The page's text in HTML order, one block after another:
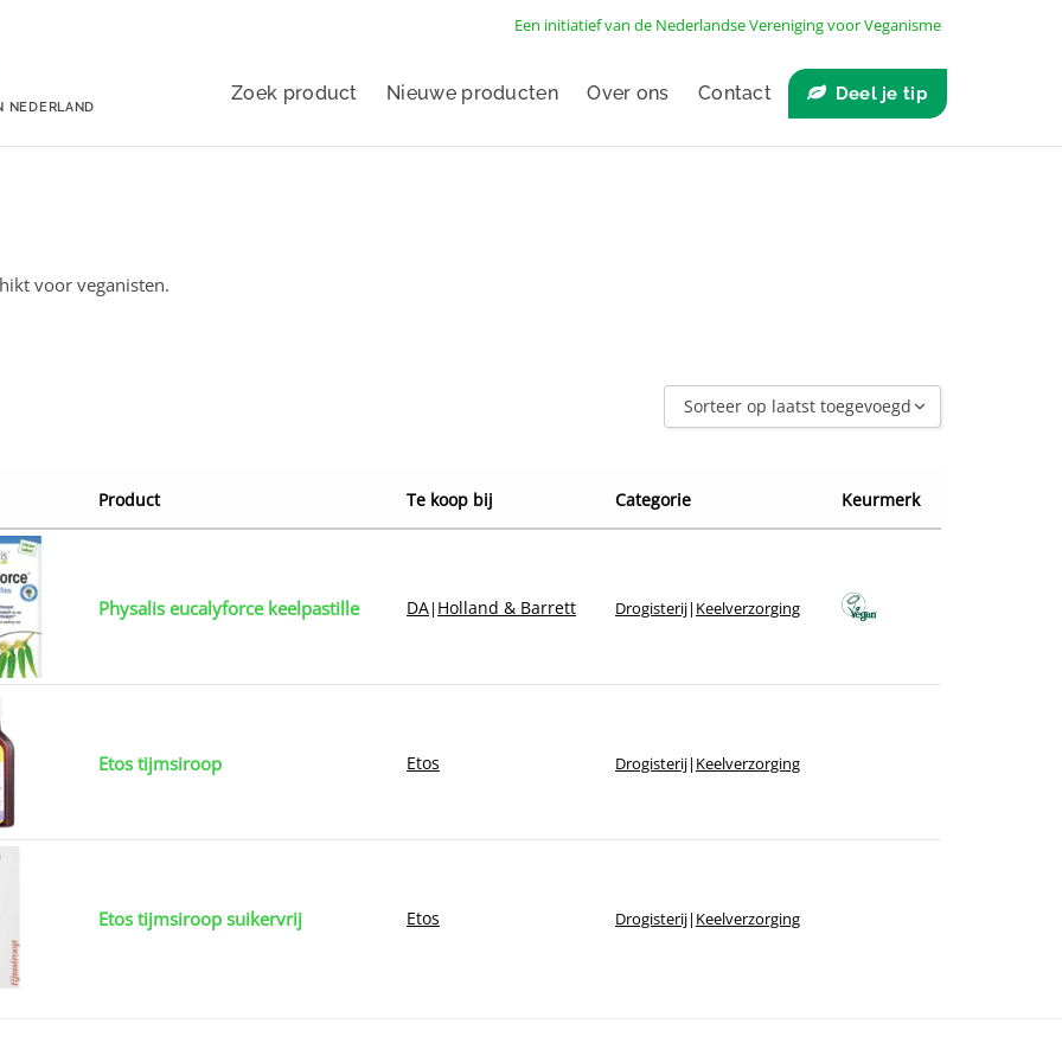
Een initiatief van de Nederlandse Vereniging voor Veganisme
NEDERLAND
Zoek product Nieuwe producten Over ons Contact Deel je tip
voor veganisten.
Sorteer op laatst toegevoegd
Sorteer op naam A - Z
Sorteer op naam Z - A
Sorteer op merk
Product Te koop bij Categorie Keurmerk
Physalis eucalyforce keelpastille DA| Holland & Barrett Drogisterij| Keelverzorging
Etos tijmsiroop Etos Drogisterij| Keelverzorging
Etos tijmsiroop suikervrij Etos Drogisterij| Keelverzorging